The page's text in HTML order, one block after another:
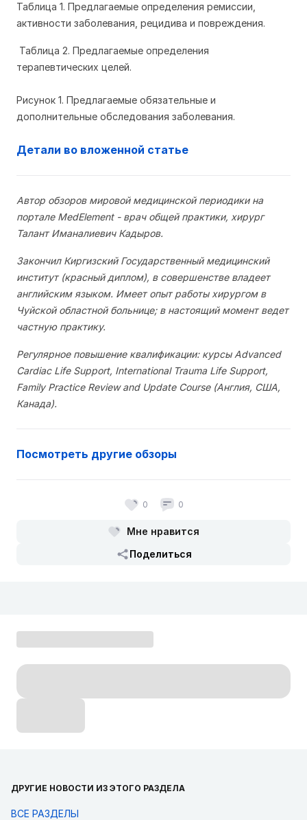
Таблица 1. Предлагаемые определения ремиссии,
активности заболевания, рецидива и повреждения.
Таблица 2. Предлагаемые определения
терапевтических целей.
Рисунок 1. Предлагаемые обязательные и
дополнительные обследования заболевания.
Детали во вложенной статье
Автор обзоров мировой медицинской периодики на
портале MedElement - врач общей практики, хирург
Талант Иманалиевич Кадыров.
Закончил Киргизский Государственный медицинский
институт (красный диплом), в совершенстве владеет
английским языком. Имеет опыт работы хирургом в
Чуйской областной больнице; в настоящий момент ведет
частную практику.
Регулярное повышение квалификации: курсы Advanced
Cardiac Life Support, International Trauma Life Support,
Family Practice Review and Update Course (Англия, США,
Канада).
Посмотреть другие обзоры
0 0
Мне нравится
Поделиться
ДРУГИЕ НОВОСТИ ИЗ ЭТОГО РАЗДЕЛА
ВСЕ РАЗДЕЛЫ